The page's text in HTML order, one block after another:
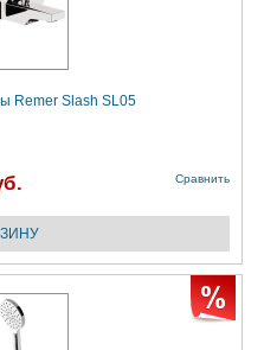
Remer Slash SL05
Сравнить